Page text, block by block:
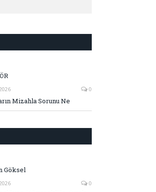
0
Mizahla Sorunu Ne
Göksel
0